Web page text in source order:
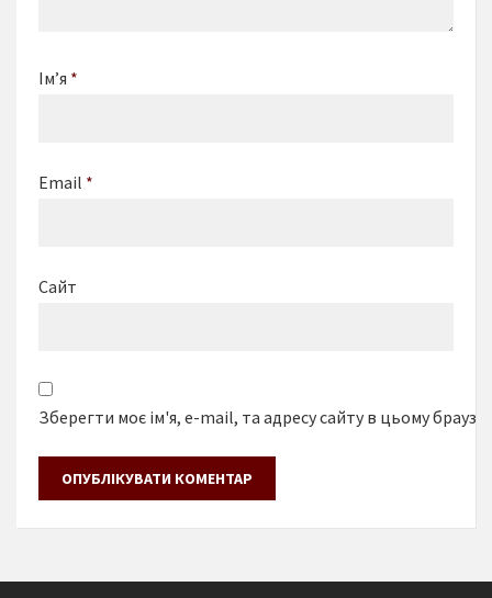
Ім’я *
Email *
Сайт
Зберегти моє ім'я, e-mail, та адресу сайту в цьому